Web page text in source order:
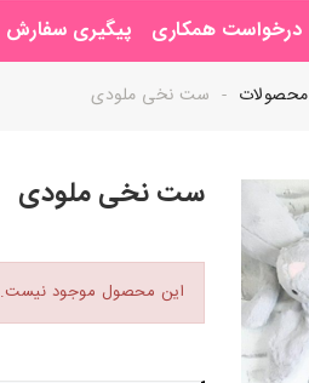
درخواست همکاری پیگیری سفارش
محصولات ست نخی ملودی
ست نخی ملودی
این محصول موجود نیست.